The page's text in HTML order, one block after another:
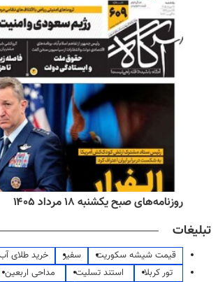
روزنامه‌های صبح یکشنبه ۱۸ مرداد ۱۴۰۵
تبلیغات
قیمت شیشه سکوریت سفیر خرید طلای
تور کربلا
استند تسلیت مداحی اربعین